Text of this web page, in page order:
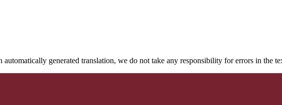
automatically generated translation, we do not take any responsibility for errors in the